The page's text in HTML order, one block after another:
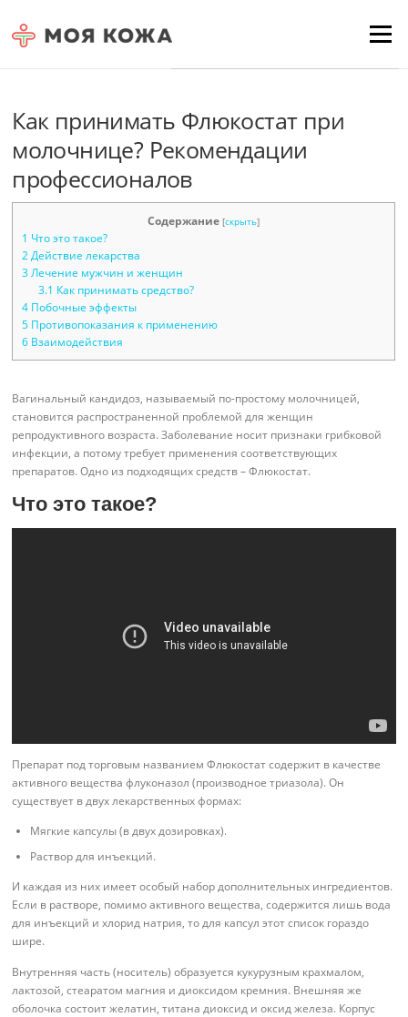
Menu
Как принимать Флюкостат при
молочнице? Рекомендации
профессионалов
Содержание [скрыть]
1 Что это такое?
2 Действие лекарства
3 Лечение мужчин и женщин
3.1 Как принимать средство?
4 Побочные эффекты
5 Противопоказания к применению
6 Взаимодействия
Вагинальный кандидоз, называемый по-простому молочницей,
становится распространенной проблемой для женщин
репродуктивного возраста. Заболевание носит признаки грибковой
инфекции, а потому требует применения соответствующих
препаратов. Одно из подходящих средств – Флюкостат.
Что это такое?
Препарат под торговым названием Флюкостат содержит в качестве
активного вещества флуконазол (производное триазола). Он
существует в двух лекарственных формах:
Мягкие капсулы (в двух дозировках).
Раствор для инъекций.
И каждая из них имеет особый набор дополнительных ингредиентов.
Если в растворе, помимо активного вещества, содержится лишь вода
для инъекций и хлорид натрия, то для капсул этот список гораздо
шире.
Внутренняя часть (носитель) образуется кукурузным крахмалом,
лактозой, стеаратом магния и диоксидом кремния. Внешняя же
оболочка состоит желатин, титана диоксид и оксид железа. Корпус
Для любых предложений по